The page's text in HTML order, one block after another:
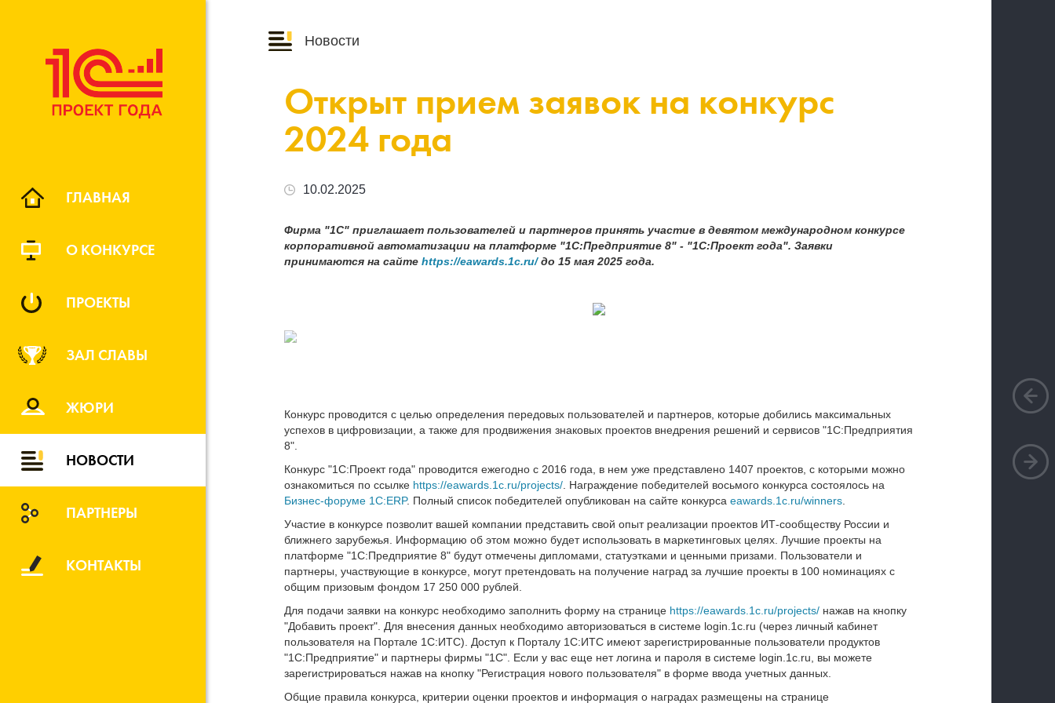
ГЛАВНАЯ
О КОНКУРСЕ
ПРОЕКТЫ
ЗАЛ СЛАВЫ
ЖЮРИ
НОВОСТИ
ПАРТНЕРЫ
КОНТАКТЫ
Новости
Открыт прием заявок на конкурс
2024 года
10.02.2025
Фирма "1С" приглашает пользователей и партнеров принять участие в девятом международном конкурсе
корпоративной автоматизации на платформе "1С:Предприятие 8" - "1С:Проект года". Заявки
принимаются на сайте https://eawards.1c.ru/до 15 мая 2025 года.
Конкурс проводится с целью определения передовых пользователей и партнеров, которые добились максимальных
успехов в цифровизации, а также для продвижения знаковых проектов внедрения решений и сервисов "1С:Предприятия
8".
Конкурс "1С:Проект года" проводится ежегодно с 2016 года, в нем уже представлено 1407 проектов, с которыми можно
ознакомиться по ссылке https://eawards.1c.ru/projects/ . Награждение победителей восьмого конкурса состоялось на
Бизнес-форуме 1С:ERP. Полный список победителей опубликован на сайте конкурса eawards.1c.ru/winners
Участие в конкурсе позволит вашей компании представить свой опыт реализации проектов ИТ-сообществу России и
ближнего зарубежья. Информацию об этом можно будет использовать в маркетинговых целях. Лучшие проекты на
платформе "1С:Предприятие 8" будут отмечены дипломами, статуэтками и ценными призами. Пользователи и
партнеры, участвующие в конкурсе, могут претендовать на получение наград за лучшие проекты в 100 номинациях с
общим призовым фондом 17 250 000 рублей.
Для подачи заявки на конкурс необходимо заполнить форму на странице https://eawards.1c.ru/projects/ нажав на кнопку
"Добавить проект". Для внесения данных необходимо авторизоваться в системе login.1c.ru (через личный кабинет
пользователя на Портале 1С:ИТС). Доступ к Порталу 1С:ИТС имеют зарегистрированные пользователи продуктов
"1С:Предприятие" и партнеры фирмы "1С". Если у вас еще нет логина и пароля в системе login.1c.ru, вы можете
зарегистрироваться нажав на кнопку "Регистрация нового пользователя" в форме ввода учетных данных.
Общие правила конкурса, критерии оценки проектов и информация о наградах размещены на странице